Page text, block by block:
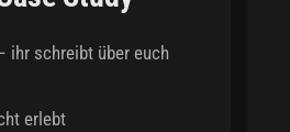
ihr schreibt über euch
erlebt